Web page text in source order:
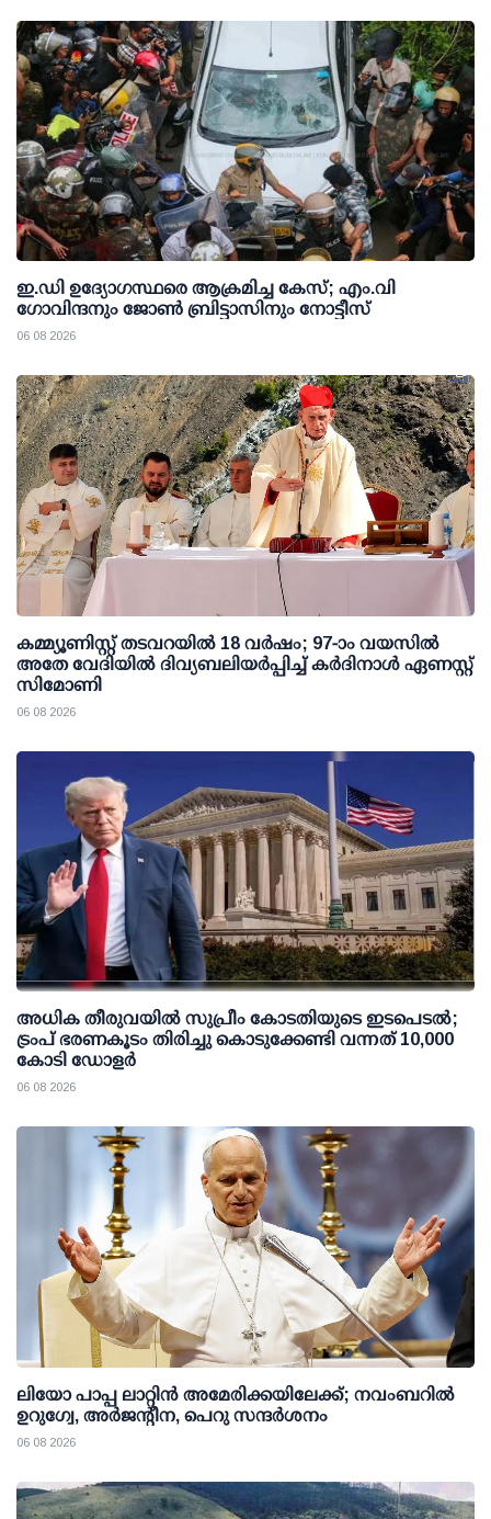
ഇ.ഡി ഉദ്യോഗസ്ഥരെ ആക്രമിച്ച കേസ്; എം.വി
ഗോവിന്ദനും ജോണ്‍ ബ്രിട്ടാസിനും നോട്ടീസ്
06 08 2026
കമ്മ്യൂണിസ്റ്റ് തടവറയില്‍ 18 വര്‍ഷം; 97-ാം വയസില്‍
അതേ വേദിയില്‍ ദിവ്യബലിയര്‍പ്പിച്ച് കര്‍ദിനാള്‍ ഏണസ്റ്റ്
സിമോണി
06 08 2026
അധിക തീരുവയില്‍ സുപ്രീം കോടതിയുടെ ഇടപെടല്‍;
ട്രംപ് ഭരണകൂടം തിരിച്ചു കൊടുക്കേണ്ടി വന്നത് 10,000
കോടി ഡോളര്‍
06 08 2026
ലിയോ പാപ്പ ലാറ്റിൻ അമേരിക്കയിലേക്ക്; നവംബറിൽ
ഉറുഗ്വേ, അർജന്റീന, പെറു സന്ദർശനം
06 08 2026